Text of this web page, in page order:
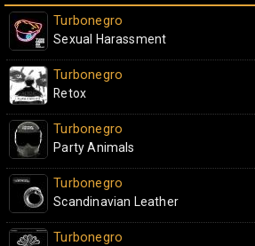
Turbonegro
Sexual Harassment
Turbonegro
Retox
Turbonegro
Party Animals
Turbonegro
Scandinavian Leather
Turbonegro